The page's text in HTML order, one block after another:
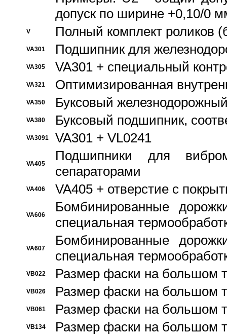
допуск по ширине +0,10/0
V Полный комплект роликов
VA301 Подшипник для
VA305 VA301 + специальный
VA321 Оптимизированная
VA350 Буксовый
VA380 Буксовый подшипник,
VA3091 VA301 + VL0241
VA405
Подшипники для
сепараторами
VA406 VA405 + отверстие с
VA606
Бомбинированные
специальная
VA607
Бомбинированные
специальная
VB022 Размер фаски на большом
VB026 Размер фаски на большом
VB061 Размер фаски на большом
VB134 Размер фаски на большом